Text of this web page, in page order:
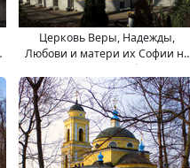
Церковь Веры, Надежды,
Любови и матери их Софии на
Миусском кладбище.